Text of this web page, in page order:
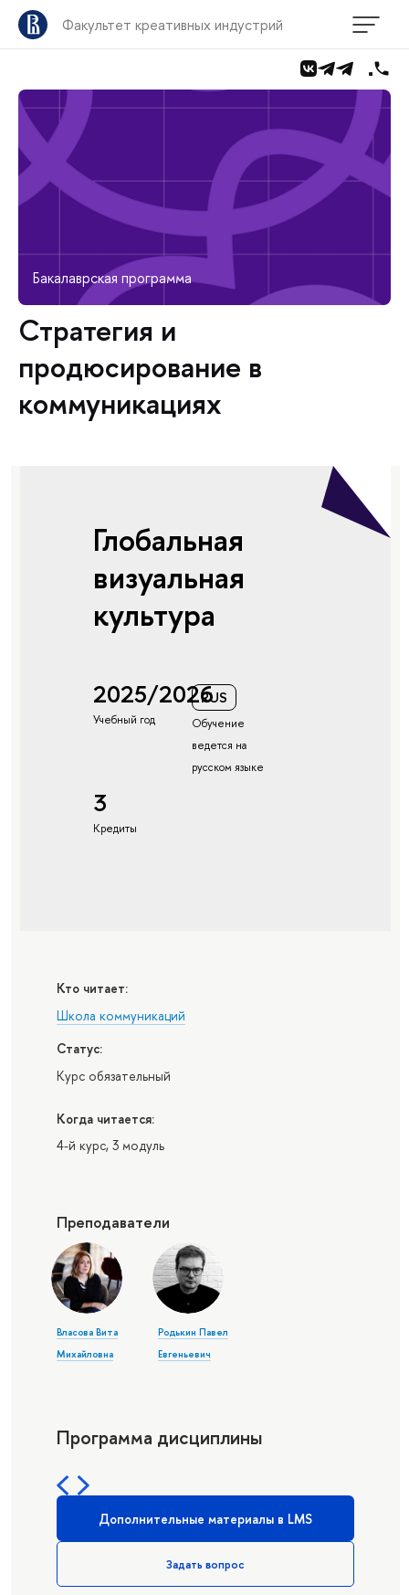
Факультет креативных индустрий
Бакалаврская программа
Стратегия и
продюсирование в
коммуникациях
Глобальная
визуальная
культура
2025/2026
Учебный год
RUS
Обучение
ведется на
русском языке
3
Кредиты
Кто читает:
Школа коммуникаций
Статус:
Курс обязательный
Когда читается:
4-й курс, 3 модуль
Преподаватели
Власова Вита
Михайловна
Родькин Павел
Евгеньевич
Программа дисциплины
Дополнительные материалы в LMS
Задать вопрос